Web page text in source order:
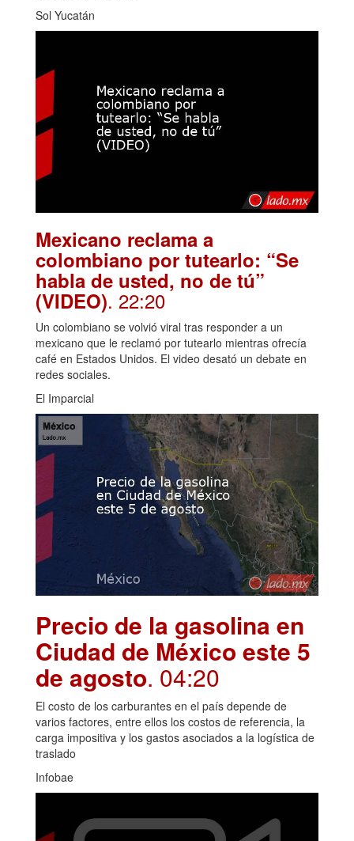
Sol Yucatán
Mexicano reclama a
colombiano por tutearlo: “Se
habla de usted, no de tú”
(VIDEO). 22:20
Un colombiano se volvió viral tras responder a un
mexicano que le reclamó por tutearlo mientras ofrecía
café en Estados Unidos. El video desató un debate en
redes sociales.
El Imparcial
Precio de la gasolina en
Ciudad de México este 5
de agosto. 04:20
El costo de los carburantes en el país depende de
varios factores, entre ellos los costos de referencia, la
carga impositiva y los gastos asociados a la logística de
traslado
Infobae